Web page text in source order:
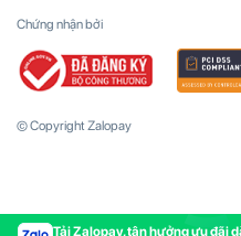
Tải Zalopay, tận hưởng ưu đãi
Chứng nhận bởi
© Copyright Zalopay